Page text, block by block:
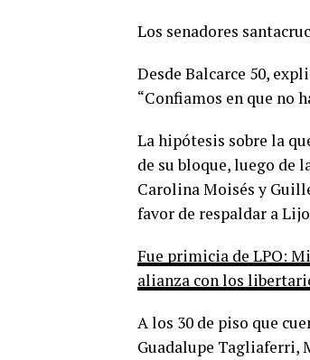
Los senadores
Desde Balcarce 50,
“Confiamos en que no
La hipótesis sobre la
de su bloque, luego de
Carolina Moisés y
favor de respaldar a
Fue primicia de LPO:
alianza con los
A los 30 de piso que
Guadalupe Tagliaferri,